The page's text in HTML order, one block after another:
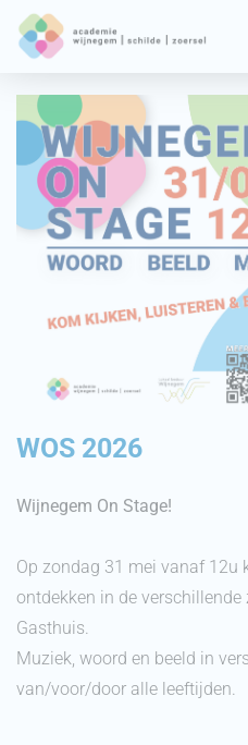
WOS 2026
Wijnegem On Stage!
Op zondag 31 mei vanaf 12u
ontdekken in de
Gasthuis.
Muziek, woord en beeld in
van/voor/door alle leeftijden.